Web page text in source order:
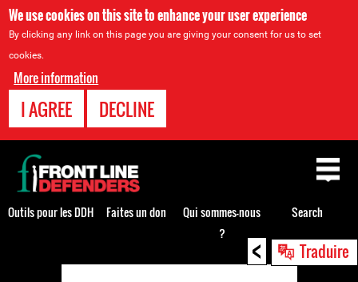
We use cookies on this site to enhance your user experience
By clicking any link on this page you are giving your consent for us to set
cookies.
More information
I AGREE DECLINE
< Traduire
Back
to
top
Outils pour les DDH Faites un don
Qui sommes-nous
?
Search